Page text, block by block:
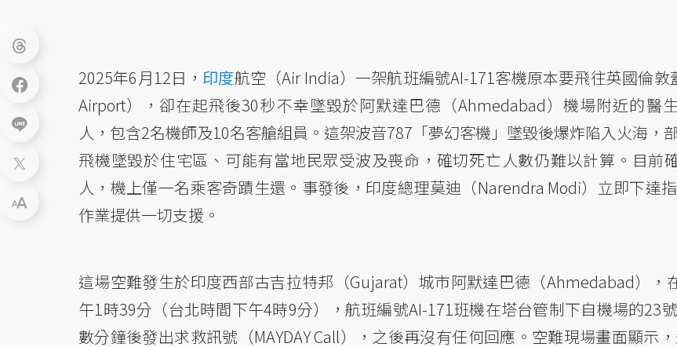
2025年6月12日， 印度航空（Air India）一架航班編號AI-171客機原本要飛往英國倫
Airport），卻在起飛後30秒不幸墜毀於阿默達巴德（Ahmedabad）機場附近的醫
人，包含2名機師及10名客艙組員。這架波音787「夢幻客機」墜毀後爆炸陷入火海，
飛機墜毀於住宅區、可能有當地民眾受波及喪命，確切死亡人數仍難以計算。目前
人，機上僅一名乘客奇蹟生還。事發後，印度總理莫迪（Narendra Modi）立即下達
作業提供一切支援。
這場空難發生於印度西部古吉拉特邦（Gujarat）城市阿默達巴德（Ahmedabad），
午1時39分（台北時間下午4時9分），航班編號AI-171班機在塔台管制下自機場的23
數分鐘後發出求救訊號（MAYDAY Call），之後再沒有任何回應。空難現場畫面顯示